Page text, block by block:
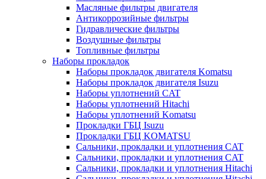
Масляные фильтры двигателя
Антикоррозийные фильтры
Гидравлические фильтры
Воздушные фильтры
Топливные фильтры
Наборы прокладок
Наборы прокладок двигателя Komatsu
Наборы прокладок двигателя Isuzu
Наборы уплотнений CAT
Наборы уплотнений Hitachi
Наборы уплотнений Komatsu
Прокладки ГБЦ Isuzu
Прокладки ГБЦ KOMATSU
Сальники, прокладки и уплотнения CAT
Сальники, прокладки и уплотнения CAT
Сальники, прокладки и уплотнения Hitachi